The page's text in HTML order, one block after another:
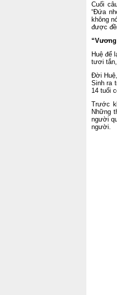
Cuối
“Đứa
không
được
Huệ để
tươi tắn,
Đời
Sinh ra
14 tuổi
Trước
Những
người
người.